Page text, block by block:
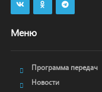
Меню
Программа передач
Новости